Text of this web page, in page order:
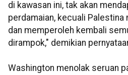
di kawasan ini, tak akan
perdamaian, kecuali Palestina
dan memperoleh kembali
dirampok," demikian
Washington menolak seruan